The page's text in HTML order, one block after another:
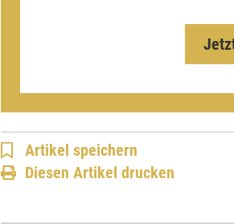
Artikel speichern
Diesen Artikel drucken